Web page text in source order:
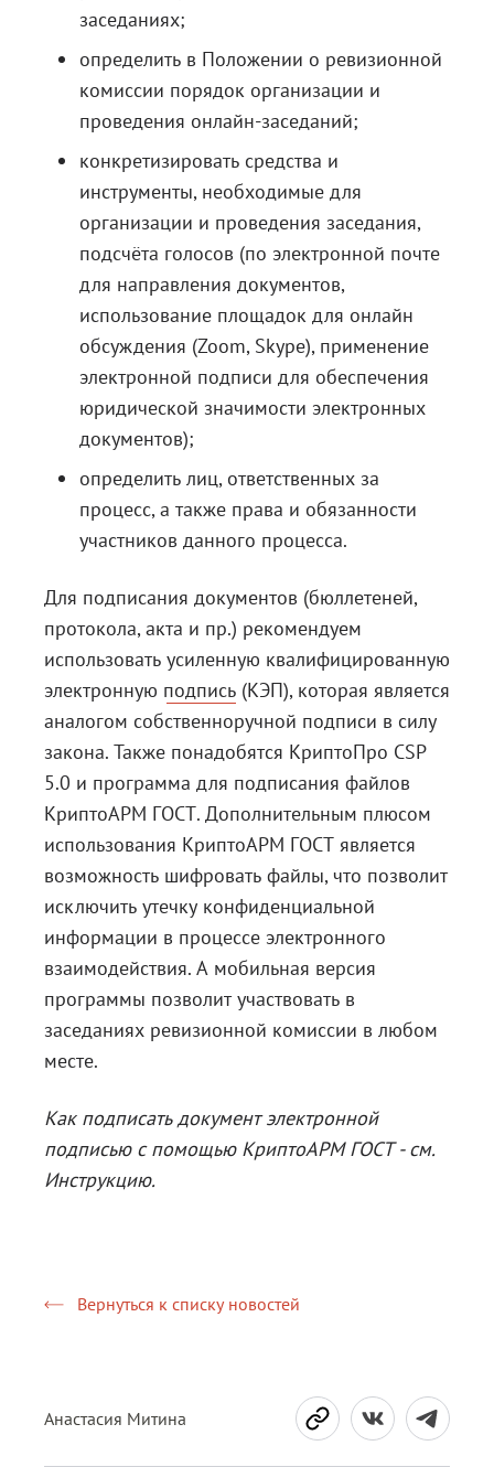
заседаниях;
определить в Положении о ревизионной
комиссии порядок организации и
проведения онлайн-заседаний;
конкретизировать средства и
инструменты, необходимые для
организации и проведения заседания,
подсчёта голосов (по электронной почте
для направления документов,
использование площадок для онлайн
обсуждения (Zoom, Skype), применение
электронной подписи для обеспечения
юридической значимости электронных
документов);
определить лиц, ответственных за
процесс, а также права и обязанности
участников данного процесса.
Для подписания документов (бюллетеней,
протокола, акта и пр.) рекомендуем
использовать усиленную квалифицированную
электронную подпись (КЭП), которая является
аналогом собственноручной подписи в силу
закона. Также понадобятся КриптоПро CSP
5.0 и программа для подписания файлов
КриптоАРМ ГОСТ. Дополнительным плюсом
использования КриптоАРМ ГОСТ является
возможность шифровать файлы, что позволит
исключить утечку конфиденциальной
информации в процессе электронного
взаимодействия. А мобильная версия
программы позволит участвовать в
заседаниях ревизионной комиссии в любом
месте.
Как подписать документ электронной
подписью с помощью КриптоАРМ ГОСТ - см.
Инструкцию.
Вернуться к списку новостей
Анастасия Митина